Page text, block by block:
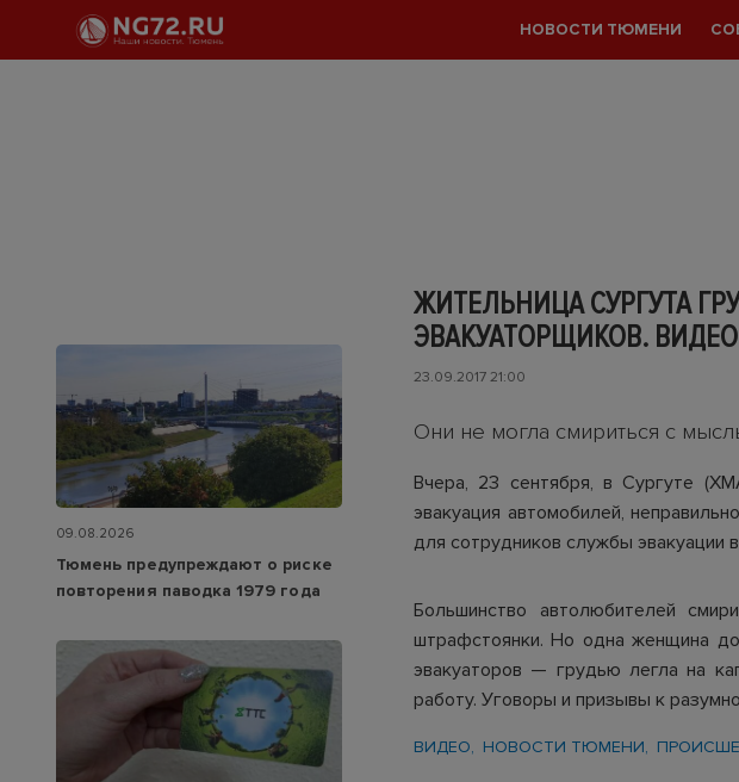
НОВОСТИ ТЮМЕНИ
ЖИТЕЛЬНИЦА СУРГУТА
ЭВАКУАТОРЩИКОВ. ВИДЕО
23.09.2017 21:00
Они не могла смириться с
Вчера, 23 сентября, в Сургуте
эвакуация автомобилей,
для сотрудников службы эвакуации
Большинство автолюбителей
штрафстоянки. Но одна женщина
эвакуаторов — грудью легла на
работу. Уговоры и призывы к
ВИДЕО НОВОСТИ ТЮМЕНИ
09.08.2026
Тюмень предупреждают о риске
повторения паводка 1979 года